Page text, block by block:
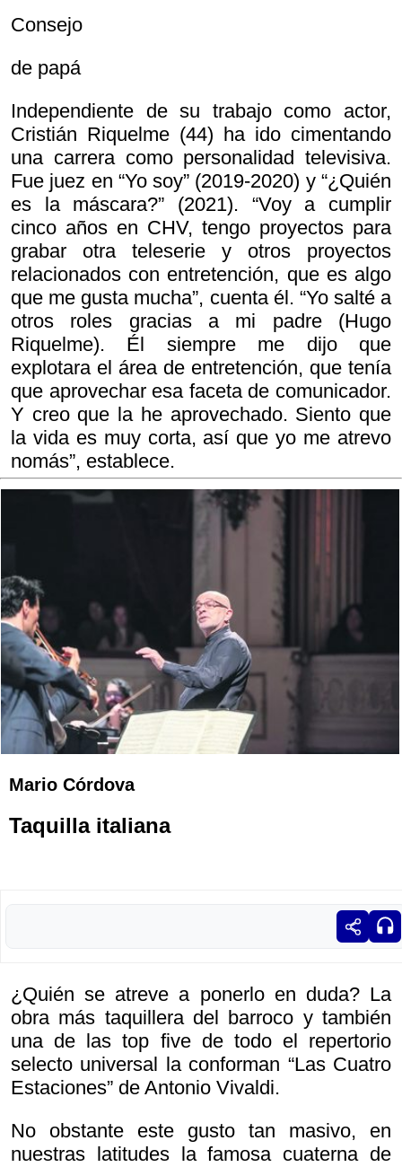
Consejo
de papá
Independiente de su trabajo como actor,
Cristián Riquelme (44) ha ido cimentando
una carrera como personalidad televisiva.
Fue juez en “Yo soy” (2019-2020) y “¿Quién
es la máscara?” (2021). “Voy a cumplir
cinco años en CHV, tengo proyectos para
grabar otra teleserie y otros proyectos
relacionados con entretención, que es algo
que me gusta mucha”, cuenta él. “Yo salté a
otros roles gracias a mi padre (Hugo
Riquelme). Él siempre me dijo que
explotara el área de entretención, que tenía
que aprovechar esa faceta de comunicador.
Y creo que la he aprovechado. Siento que
la vida es muy corta, así que yo me atrevo
nomás”, establece.
Mario Córdova
Taquilla italiana
¿Quién se atreve a ponerlo en duda? La
obra más taquillera del barroco y también
una de las top five de todo el repertorio
selecto universal la conforman “Las Cuatro
Estaciones” de Antonio Vivaldi.
No obstante este gusto tan masivo, en
nuestras latitudes la famosa cuaterna de